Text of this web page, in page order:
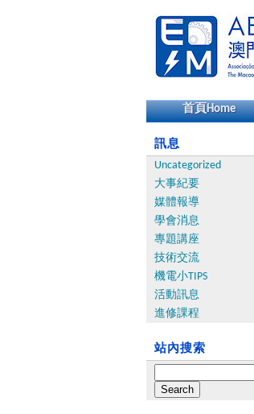
首頁Home
訊息
Uncategorized
大事紀要
媒體報導
學會消息
專題講座
技術交流
機電小TIPS
活動訊息
進修課程
站內搜索
for: